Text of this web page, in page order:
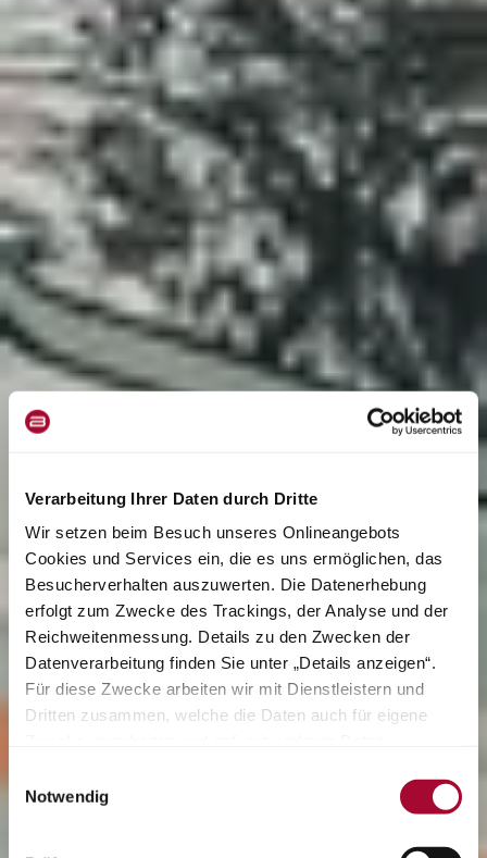
Verarbeitung Ihrer Daten durch Dritte
Wir setzen beim Besuch unseres Onlineangebots
Cookies und Services ein, die es uns ermöglichen, das
Besucherverhalten auszuwerten. Die Datenerhebung
erfolgt zum Zwecke des Trackings, der Analyse und der
Reichweitenmessung. Details zu den Zwecken der
Datenverarbeitung finden Sie unter „Details anzeigen“.
Für diese Zwecke arbeiten wir mit Dienstleistern und
Dritten zusammen, welche die Daten auch für eigene
„Cookies und Services zulassen“ oder durch Auswählen
einzelner Cookies und Services in der Detailansicht
geben Sie Ihre Einwilligung zur Verarbeitung Ihrer Daten
Notwendig